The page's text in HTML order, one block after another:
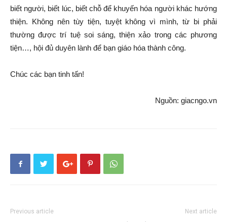
biết người, biết lúc, biết chỗ để khuyến hóa người khác hướng
thiện. Không nên tùy tiện, tuyệt không vì mình, từ bi phải
thường được trí tuệ soi sáng, thiện xảo trong các phương
tiện…, hội đủ duyên lành để bạn giáo hóa thành công.
Chúc các bạn tinh tấn!
Nguồn: giacngo.vn
Previous article Next article